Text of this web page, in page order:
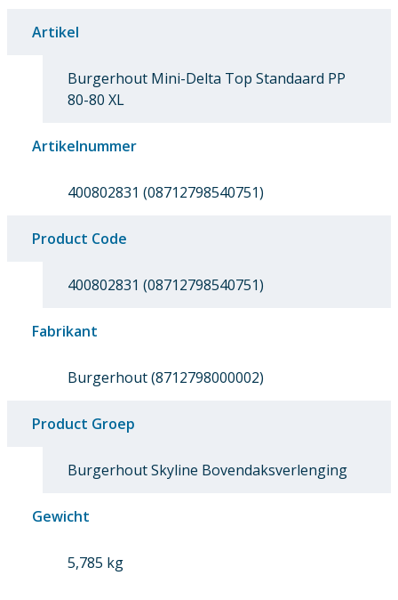
Artikel
Burgerhout Mini-Delta Top Standaard PP
80-80 XL
Artikelnummer
400802831 (08712798540751)
Product Code
400802831 (08712798540751)
Fabrikant
Burgerhout (8712798000002)
Product Groep
Burgerhout Skyline Bovendaksverlenging
Gewicht
5,785 kg